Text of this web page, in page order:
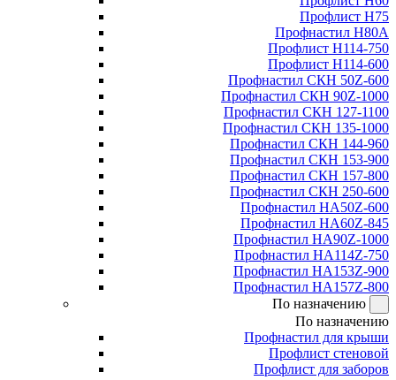
Профлист Н75
Профнастил Н80А
Профлист Н114-750
Профлист Н114-600
Профнастил СКН 50Z-600
Профнастил СКН 90Z-1000
Профнастил СКН 127-1100
Профнастил СКН 135-1000
Профнастил СКН 144-960
Профнастил СКН 153-900
Профнастил СКН 157-800
Профнастил СКН 250-600
Профнастил НА50Z-600
Профнастил НА60Z-845
Профнастил НА90Z-1000
Профнастил НА114Z-750
Профнастил НА153Z-900
Профнастил НА157Z-800
По назначению
По назначению
Профнастил для крыши
Профлист стеновой
Профлист для заборов